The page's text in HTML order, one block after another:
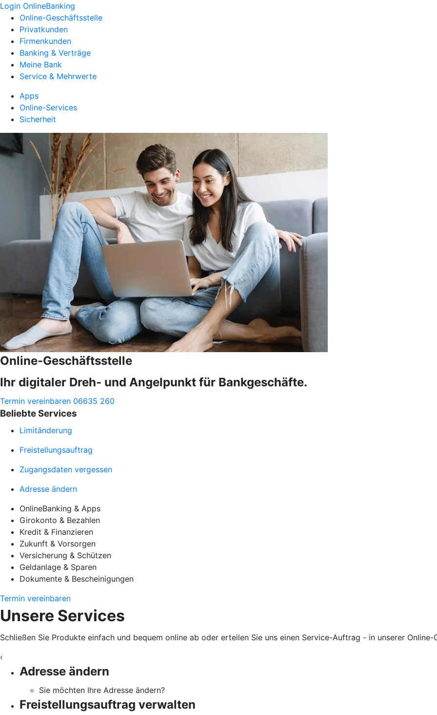
Login OnlineBanking
Online-Geschäftsstelle
Privatkunden
Firmenkunden
Banking & Verträge
Meine Bank
Service & Mehrwerte
Apps
Online-Services
Sicherheit
Online-Geschäftsstelle
Ihr digitaler Dreh- und Angelpunkt für Bankgeschäfte.
Termin vereinbaren 06635 260
Beliebte Services
Limitänderung
Freistellungsauftrag
Zugangsdaten vergessen
Adresse ändern
OnlineBanking & Apps
Girokonto & Bezahlen
Kredit & Finanzieren
Zukunft & Vorsorgen
Versicherung & Schützen
Geldanlage & Sparen
Dokumente & Bescheinigungen
Termin vereinbaren
Unsere Services
Schließen Sie Produkte einfach und bequem online ab oder erteilen Sie uns einen Service-Auftrag - in unserer Online-
‹
Adresse ändern
Sie möchten Ihre Adresse ändern?
Freistellungsauftrag verwalten